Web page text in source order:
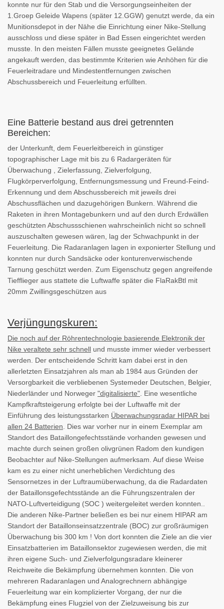
konnte nur für den Stab und die Versorgungseinheiten der
1.Groep Geleide Wapens (später 12.GGW) genutzt werde, da ein
Munitionsdepot in der Nähe die Einrichtung einer Nike-Stellung
ausschloss und diese später in Bad Essen eingerichtet werden
musste. In den meisten Fällen musste geeignetes Gelände
angekauft werden, das bestimmte Kriterien wie Anhöhen für die
Feuerleitradare und Mindestentfernungen zwischen
Abschussbereich und Feuerleitung erfüllten.
Eine Batterie bestand aus drei getrennten
Bereichen:
der Unterkunft, dem Feuerleitbereich in günstiger
topographischer Lage mit bis zu 6 Radargeräten für
Überwachung , Zielerfassung, Zielverfolgung,
Flugkörperverfolgung, Entfernungsmessung und Freund-Feind-
Erkennung und dem Abschussbereich mit jeweils drei
Abschussflächen und dazugehörigen Bunkern. Während die
Raketen in ihren Montagebunkern und auf den durch Erdwällen
geschützten Abschussschienen wahrscheinlich nicht so schnell
auszuschalten gewesen wären, lag der Schwachpunkt in der
Feuerleitung. Die Radaranlagen lagen in exponierter Stellung und
konnten nur durch Sandsäcke oder konturenverwischende
Tarnung geschützt werden. Zum Eigenschutz gegen angreifende
Tiefflieger aus stattete die Luftwaffe später die FlaRakBtl mit
20mm Zwillingsgeschützen aus
Verjüngungskuren:
Die noch auf der Röhrentechnologie basierende Elektronik der
Nike veraltete sehr schnell und musste immer wieder verbessert
werden. Der entscheidende Schritt kam dabei erst in den
allerletzten Einsatzjahren als man ab 1984 aus Gründen der
Versorgbarkeit die verbliebenen Systemeder Deutschen, Belgier,
Niederländer und Norweger "digitalisierte" . Eine wesentliche
Kampfkraftsteigerung erfolgte bei der Luftwaffe mit der
Einführung des leistungsstarken Überwachungsradar HIPAR bei
allen 24 Batterien . Dies war vorher nur in einem Exemplar am
Standort des Bataillongefechtsstände vorhanden gewesen und
machte durch seinen großen olivgrünen Radom den kundigen
Beobachter auf Nike-Stellungen aufmerksam. Auf diese Weise
kam es zu einer nicht unerheblichen Verdichtung des
Sensornetzes in der Luftraumüberwachung, da die Radardaten
der Bataillonsgefechtsstände an die Führungszentralen der
NATO-Luftverteidigung (SOC ) weitergeleitet werden konnten..
Die anderen Nike-Partner beließen es bei nur einem HIPAR am
Standort der Bataillonseinsatzzentrale (BOC) zur großräumigen
Überwachung bis 300 km ! Von dort konnten die Ziele an die vier
Einsatzbatterien im Bataillonsektor zugewiesen werden, die mit
ihren eigene Such- und Zielverfolgungsradare kleinerer
Reichweite die Bekämpfung übernehmen konnten. Die von
mehreren Radaranlagen und Analogrechnern abhängige
Feuerleitung war ein komplizierter Vorgang, der nur die
Bekämpfung eines Flugziel von der Zielzuweisung bis zur